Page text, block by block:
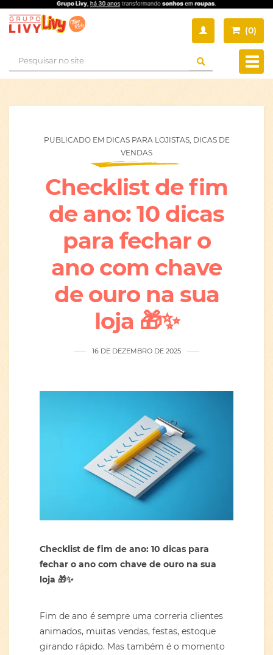
(0)
Busca
PUBLICADO EM DICAS PARA LOJISTAS, DICAS DE
VENDAS
Checklist de fim
de ano: 10 dicas
para fechar o
ano com chave
de ouro na sua
loja 🎁✨
16 DE DEZEMBRO DE 2025
Checklist de fim de ano: 10 dicas para
fechar o ano com chave de ouro na sua
loja 🎁✨
Fim de ano é sempre uma correria clientes
animados, muitas vendas, festas, estoque
girando rápido. Mas também é o momento